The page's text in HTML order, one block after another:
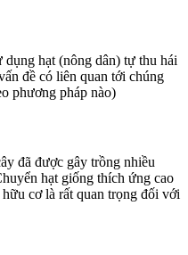
hạt (nông dân) tự thu hái
đề có liên quan tới chúng
phương pháp nào)
đã được gây trồng nhiều
hạt giống thích ứng cao
cơ là rất quan trọng đối với